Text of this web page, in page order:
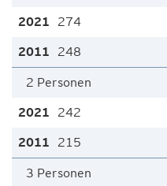
274
248
2 Personen
242
215
3 Personen